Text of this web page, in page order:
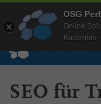
Wissen Free
SEO für
OSG
Online
Kostenlos